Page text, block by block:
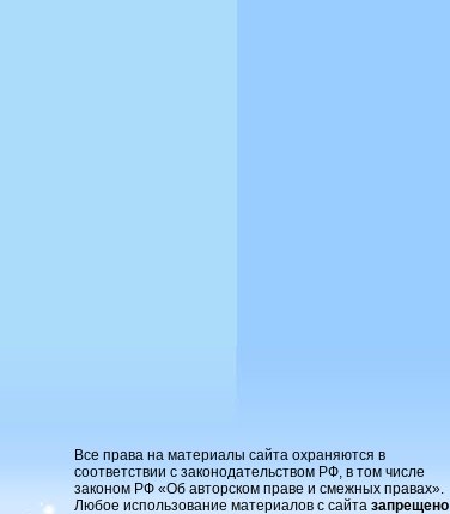
Все права на материалы сайта охраняются в
соответствии с законодательством РФ, в том числе
законом РФ «Об авторском праве и смежных правах».
Любое использование материалов с сайта запрещено